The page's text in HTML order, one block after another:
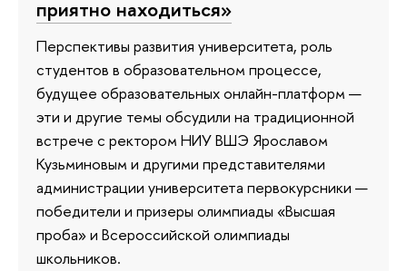
приятно находиться»
Перспективы развития университета, роль
студентов в образовательном процессе,
будущее образовательных онлайн-платформ —
эти и другие темы обсудили на традиционной
встрече с ректором НИУ ВШЭ Ярославом
Кузьминовым и другими представителями
администрации университета первокурсники —
победители и призеры олимпиады «Высшая
проба» и Всероссийской олимпиады
школьников.